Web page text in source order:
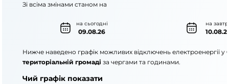
на сьогодні
09.08.26
на
Зі всіма змінами станом на
Нижче наведено графік можливих відключень електроенергії у
територіальній громаді за чергами та годинами.
Чий графік показати